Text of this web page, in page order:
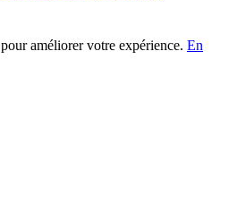
améliorer votre expérience. En